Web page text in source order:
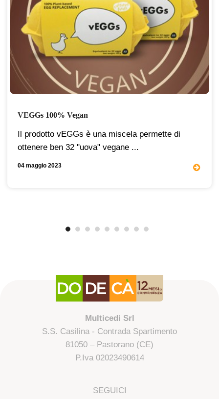
VEGGs 100% Vegan
Il prodotto vEGGs è una miscela permette di
ottenere ben 32 "uova" vegane ...
04 maggio 2023
Multicedi Srl
S.S. Casilina - Contrada Spartimento
81050 – Pastorano (CE)
P.Iva 02023490614
SEGUICI